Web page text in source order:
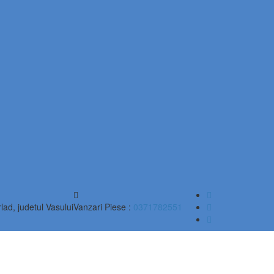
Vanzari Piese : 0371782551
judetul Vasului